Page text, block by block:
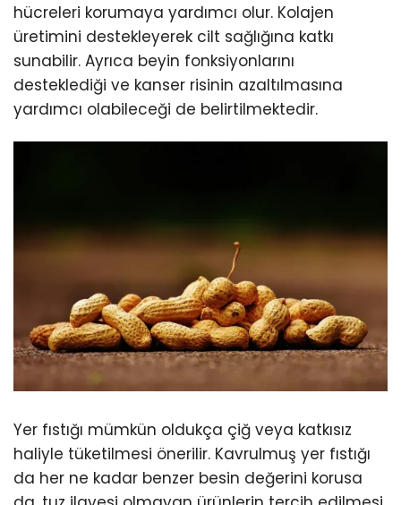
hücreleri korumaya yardımcı olur. Kolajen
üretimini destekleyerek cilt sağlığına katkı
sunabilir. Ayrıca beyin fonksiyonlarını
desteklediği ve kanser risinin azaltılmasına
yardımcı olabileceği de belirtilmektedir.
Yer fıstığı mümkün oldukça çiğ veya katkısız
haliyle tüketilmesi önerilir. Kavrulmuş yer fıstığı
da her ne kadar benzer besin değerini korusa